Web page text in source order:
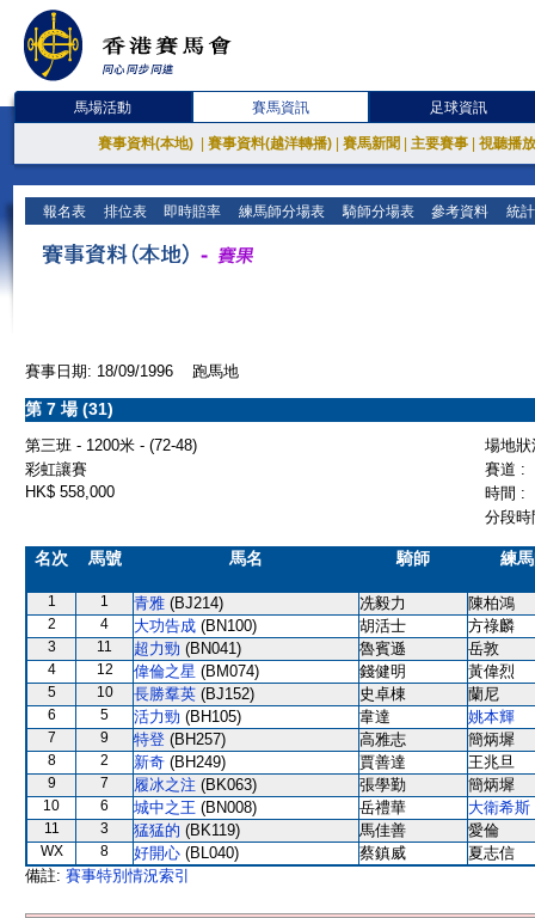
馬場活動 賽馬資訊 足球資訊
賽事資料(本地) 賽事資料(越洋轉播) 賽馬新聞 主要賽事 視聽播
報名表 排位表 即時賠率 練馬師分場表 騎師分場表 參考資料 統
賽事日期: 18/09/1996 跑馬地
第 7 場 (31)
第三班 - 1200米 - (72-48)
場地
彩虹讓賽
賽道 :
HK$ 558,000
時間 :
分段
名次 馬號 馬名 騎師 練
1 1 青雅 (BJ214) 冼毅力 陳柏鴻
2 4 大功告成 (BN100) 胡活士 方祿麟
3 11 超力勁 (BN041) 魯賓遜 岳敦
4 12 偉倫之星 (BM074) 錢健明 黃偉烈
5 10 長勝羣英 (BJ152) 史卓棟 蘭尼
6 5 活力勁 (BH105) 韋達 姚本輝
7 9 特登 (BH257) 高雅志 簡炳墀
8 2 新奇 (BH249) 賈善達 王兆旦
9 7 履冰之注 (BK063) 張學勤 簡炳墀
10 6 城中之王 (BN008) 岳禮華 大衛希斯
11 3 猛猛的 (BK119) 馬佳善 愛倫
WX 8 好開心 (BL040) 蔡鎮威
夏志信
備註: 賽事特別情況索引